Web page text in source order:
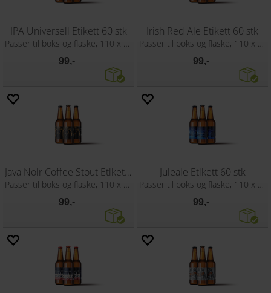
IPA Universell Etikett 60 stk
Passer til boks og flaske, 110 x 80 mm
99,-
Irish Red Ale Etikett 60 stk
Passer til boks og flaske, 110 x 80 mm
99,-
Java Noir Coffee Stout Etikett 60 stk
Passer til boks og flaske, 110 x 80 mm
99,-
Juleale Etikett 60 stk
Passer til boks og flaske, 110 x 80 mm
99,-